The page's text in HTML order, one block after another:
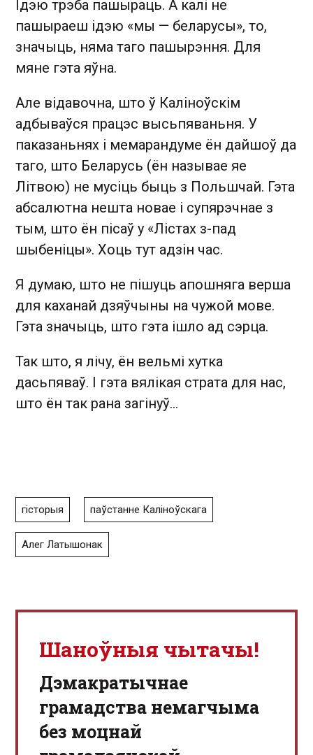
Ідэю трэба пашыраць. А калі не
пашыраеш ідэю «мы — беларусы», то,
значыць, няма таго пашырэння. Для
мяне гэта яўна.
Але відавочна, што ў Каліноўскім
адбываўся працэс высьпяваньня. У
паказаньнях і мемарандуме ён дайшоў да
таго, што Беларусь (ён называе яе
Літвою) не мусіць быць з Польшчай. Гэта
абсалютна нешта новае і супярэчнае з
тым, што ён пісаў у «Лістах з-пад
шыбеніцы». Хоць тут адзін час.
Я думаю, што не пішуць апошняга верша
для каханай дзяўчыны на чужой мове.
Гэта значыць, што гэта ішло ад сэрца.
Так што, я лічу, ён вельмі хутка
дасьпяваў. І гэта вялікая страта для нас,
што ён так рана загінуў…
гісторыя паўстанне Каліноўскага
Алег Латышонак
Шаноўныя чытачы!
Дэмакратычнае
грамадства немагчыма
без моцнай